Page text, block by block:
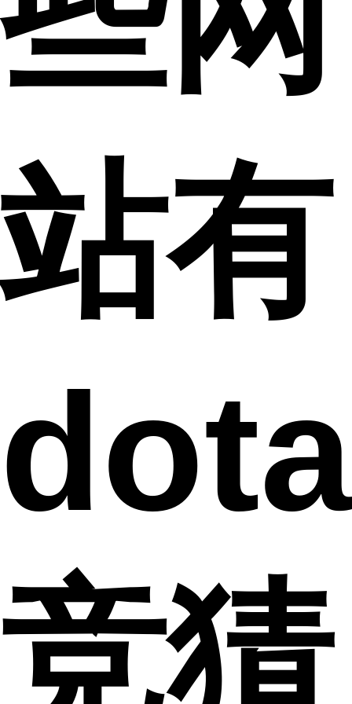
站有
竞猜